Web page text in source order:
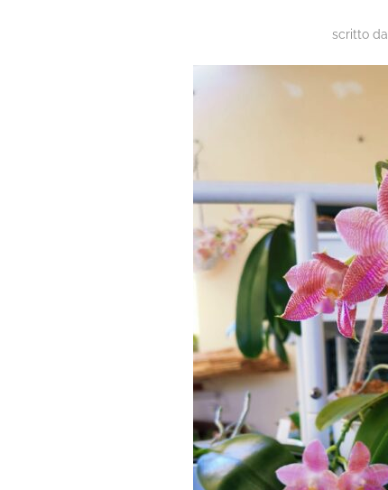
scritto da